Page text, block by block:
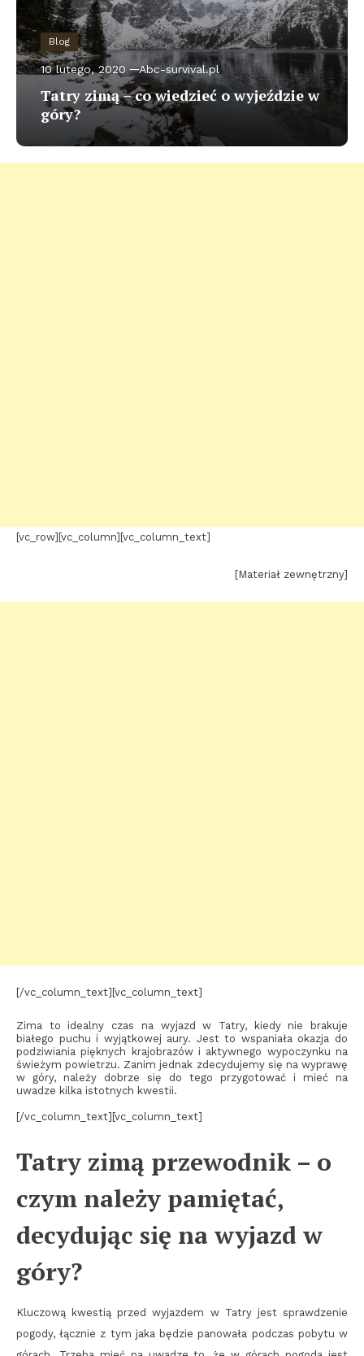
Blog
10 lutego, 2020 Abc-survival.pl
Tatry zimą – co wiedzieć o wyjeździe w
góry?
[vc_row][vc_column][vc_column_text]
[Materiał zewnętrzny]
[/vc_column_text][vc_column_text]
Zima to idealny czas na wyjazd w Tatry, kiedy nie brakuje
białego puchu i wyjątkowej aury. Jest to wspaniała okazja do
podziwiania pięknych krajobrazów i aktywnego wypoczynku na
świeżym powietrzu. Zanim jednak zdecydujemy się na wyprawę
w góry, należy dobrze się do tego przygotować i mieć na
uwadze kilka istotnych kwestii.
[/vc_column_text][vc_column_text]
Tatry zimą przewodnik – o
czym należy pamiętać,
decydując się na wyjazd w
góry?
Kluczową kwestią przed wyjazdem w Tatry jest sprawdzenie
pogody, łącznie z tym jaka będzie panowała podczas pobytu w